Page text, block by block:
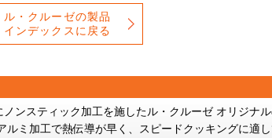
ル・クルーゼの製品
インデックスに戻る
ンスティック加工を施したル・クルーゼ オリジナル
ミ加工で熱伝導が早く、スピードクッキングに適